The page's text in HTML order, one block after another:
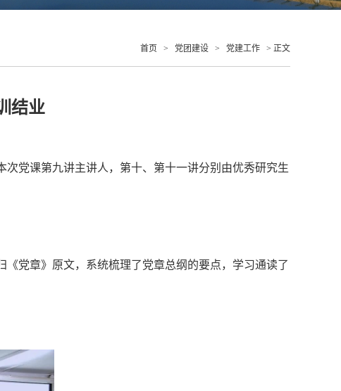
首页 > 党团建设 > 党建工作 > 正文
结业
党课第九讲主讲人，第十、第十一讲分别由优秀研究生
党章》原文，系统梳理了党章总纲的要点，学习通读了